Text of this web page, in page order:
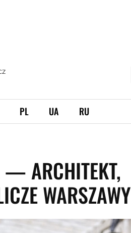
PL UA RU
— ARCHITEKT,
WARSZAWY